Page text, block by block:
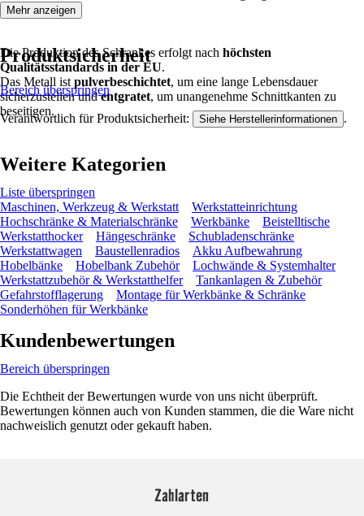
Die Produktion des Schrankes erfolgt nach höchsten
Qualitätsstandards in der EU.
Das Metall ist pulverbeschichtet, um eine lange Lebensdauer
sicherzustellen undentgratet, um unangenehme Schnittkanten zu
beseitigen.
Mehr anzeigen
Produktsicherheit
Bereich überspringen
Verantwortlich für Produktsicherheit: Siehe Herstellerinformationen .
Weitere Kategorien
Liste überspringen
Maschinen, Werkzeug & Werkstatt
Werkstatteinrichtung
Hochschränke & Materialschränke
Werkbänke
Beistelltische
Werkstatthocker
Hängeschränke
Schubladenschränke
Werkstattwagen
Baustellenradios
Akku Aufbewahrung
Hobelbänke
Hobelbank Zubehör
Lochwände & Systemhalter
Werkstattzubehör & Werkstatthelfer
Tankanlagen & Zubehör
Gefahrstofflagerung
Montage für Werkbänke & Schränke
Sonderhöhen für Werkbänke
Kundenbewertungen
Bereich überspringen
Die Echtheit der Bewertungen wurde von uns nicht überprüft.
Bewertungen können auch von Kunden stammen, die die Ware nicht
nachweislich genutzt oder gekauft haben.
Zahlarten